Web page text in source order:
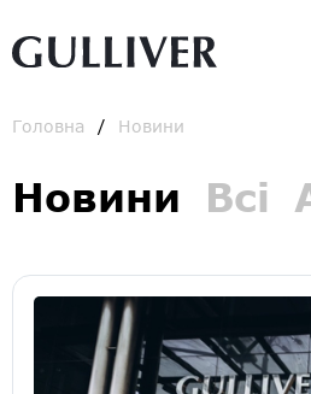
Головна Новини
Новини Всі